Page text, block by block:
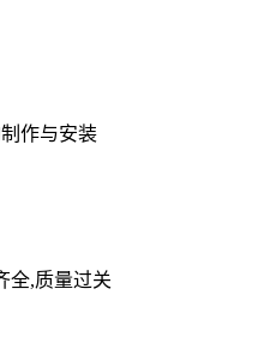
作与安装
全,质量过关